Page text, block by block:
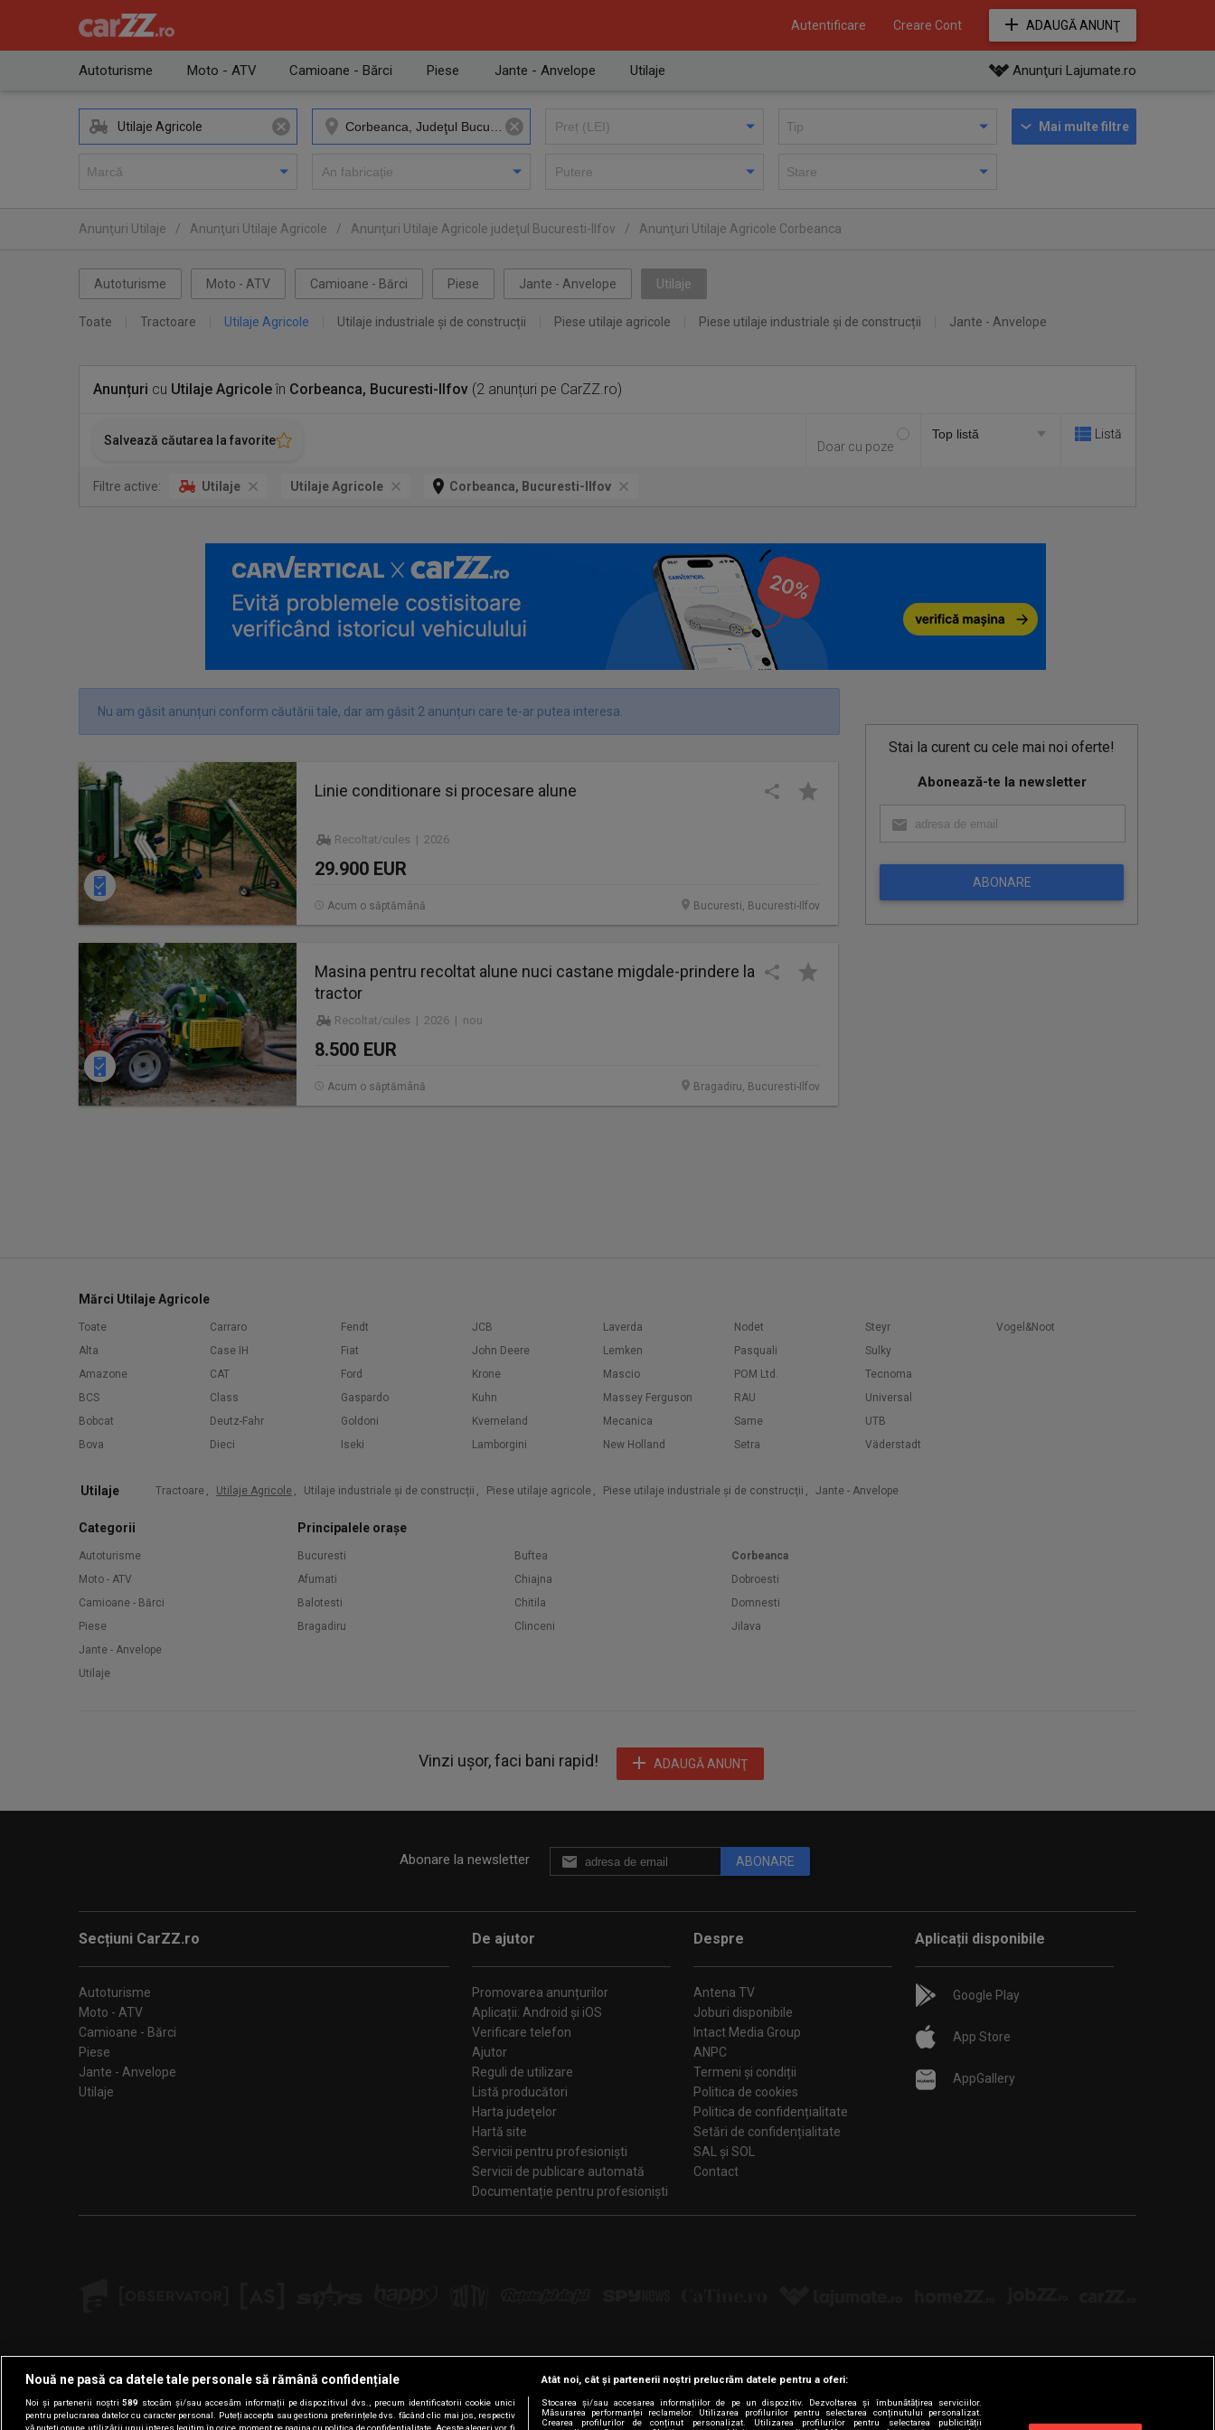
Autentificare Creare Cont ADAUGĂ ANUNŢ
Autoturisme Moto - ATV Camioane - Bărci Piese Jante - Anvelope Utilaje Anunţuri Lajumate.ro
Utilaje Agricole Mai multe filtre
Anunţuri Utilaje / Anunţuri Utilaje Agricole / Anunţuri Utilaje Agricole judeţul Bucuresti-Ilfov / Anunţuri Utilaje Agricole Corbeanca
Autoturisme Moto - ATV Camioane - Bărci Piese Jante - Anvelope Utilaje
Toate Tractoare Utilaje Agricole Utilaje industriale și de construcții Piese utilaje agricole Piese utilaje industriale și de construcții Jante - Anvelope
Anunțuri cu Utilaje Agricoleîn Corbeanca, Bucuresti-Ilfov (2 anunțuri pe CarZZ.ro)
Salvează căutarea la favorite Doar cu poze
Listă
Filtre active: Utilaje Utilaje Agricole Corbeanca, Bucuresti-Ilfov
Stai la curent cu cele mai noi oferte!
Abonează-te la newsletter
ABONARE
Nu am găsit anunțuri conform căutării tale, dar am găsit 2 anunțuri care te-ar putea interesa.
Linie conditionare si procesare alune
Recoltat/cules | 2026
29.900 EUR
Bucuresti, Bucuresti-Ilfov
Acum o săptămână
Masina pentru recoltat alune nuci castane migdale-prindere la
tractor
Recoltat/cules | 2026 | nou
8.500 EUR
Bragadiru, Bucuresti-Ilfov
Acum o săptămână
Mărci Utilaje Agricole
Toate
Alta
Amazone
BCS
Bobcat
Bova
Carraro
Case IH
CAT
Class
Deutz-Fahr
Dieci
Fendt
Fiat
Ford
Gaspardo
Goldoni
Iseki
JCB
John Deere
Krone
Kuhn
Kverneland
Lamborgini
Laverda
Lemken
Mascio
Massey Ferguson
Mecanica
New Holland
Nodet
Pasquali
POM Ltd.
RAU
Same
Setra
Steyr
Sulky
Tecnoma
Universal
UTB
Väderstadt
Vogel&Noot
Utilaje Tractoare , Utilaje Agricole , Utilaje industriale și de construcții , Piese utilaje agricole , Piese utilaje industriale și de construcții , Jante - Anvelope
Categorii
Autoturisme
Moto - ATV
Camioane - Bărci
Piese
Jante - Anvelope
Utilaje
Principalele orașe
Bucuresti
Afumati
Balotesti
Bragadiru
Buftea
Chiajna
Chitila
Clinceni
Corbeanca
Dobroesti
Domnesti
Jilava
Vinzi ușor, faci bani rapid! ADAUGĂ ANUNŢ
Abonare la newsletter ABONARE
Secțiuni CarZZ.ro
Autoturisme
Moto - ATV
Camioane - Bărci
Piese
Jante - Anvelope
Utilaje
De ajutor
Promovarea anunțurilor
Aplicații: Android și iOS
Verificare telefon
Ajutor
Reguli de utilizare
Listă producători
Harta judeţelor
Hartă site
Servicii pentru profesioniști
Servicii de publicare automată
Documentație pentru profesioniști
Despre
Antena TV
Joburi disponibile
Intact Media Group
ANPC
Termeni și condiții
Politica de cookies
Politica de confidențialitate
Setări de confidențialitate
SAL și SOL
Contact
Aplicații disponibile
Google Play
App Store
AppGallery
Urmărește-ne pe:
Nouă ne pasă ca datele tale personale să rămână confidențiale
Noi și partenerii noștri589 stocăm și/sau accesăm informații pe dispozitivul dvs., precum identificatorii cookie unici
pentru prelucrarea datelor cu caracter personal. Puteți accepta sau gestiona preferințele dvs. făcând clic mai jos, respectiv
vă puteți opune utilizării unui interes legitim în orice moment pe pagina cu politica de confidențialitate. Aceste alegeri vor fi
Atât noi, cât și partenerii noștri prelucrăm datele pentru a oferi:
Stocarea și/sau accesarea informațiilor de pe un dispozitiv. Dezvoltarea și îmbunătățirea serviciilor.
Măsurarea performanței reclamelor. Utilizarea profilurilor pentru selectarea conținutului personalizat.
Crearea profilurilor de conținut personalizat. Utilizarea profilurilor pentru selectarea publicității